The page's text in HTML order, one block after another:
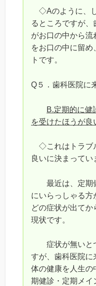
◇Aのように、
るところですが
がお口の中から
をお口の中に留
トです。
Q５．歯科医院に
B.定期的に健
を受けたほうが良
◇これはトラブ
良いに決まってい
最近は、定期
にいらっしゃる方
どの症状が出て
現状です。
症状が無いとつ
すが、歯科医院に
体の健康を人生の
期健診・定期メイ